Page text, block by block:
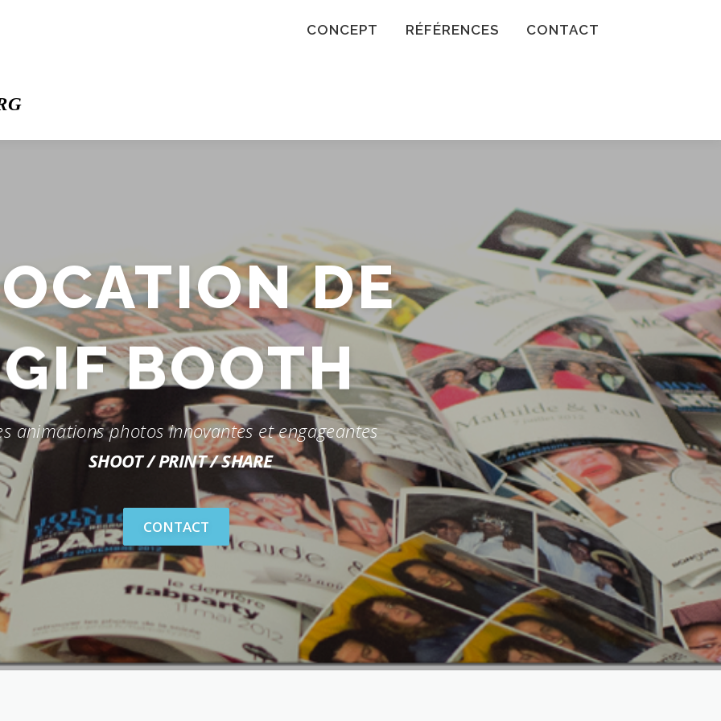
CONCEPT RÉFÉRENCES CONTACT
DE
PHOTO
animations photos innovantes et engageantes
SHOOT / PRINT / SHARE
CONTACT